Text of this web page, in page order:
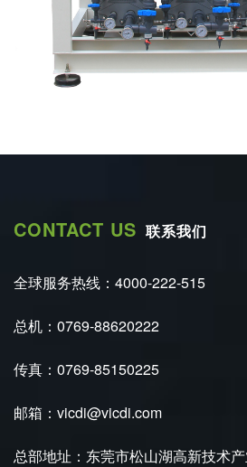
CONTACT US 联系我们
全球服务热线：4000-222-515
总机：0769-88620222
传真：0769-85150225
邮箱：vicdi@vicdi.com
总部地址：东莞市松山湖高新技术